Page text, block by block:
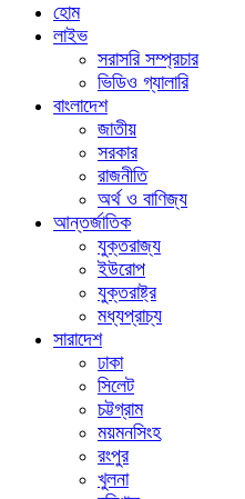
হোম
লাইভ
সরাসরি সম্প্রচার
ভিডিও গ্যালারি
বাংলাদেশ
জাতীয়
সরকার
রাজনীতি
অর্থ ও বাণিজ্য
আন্তর্জাতিক
যুক্তরাজ্য
ইউরোপ
যুক্তরাষ্ট্র
মধ্যপ্রাচ্য
সারাদেশ
ঢাকা
সিলেট
চট্টগ্রাম
ময়মনসিংহ
রংপুর
খুলনা